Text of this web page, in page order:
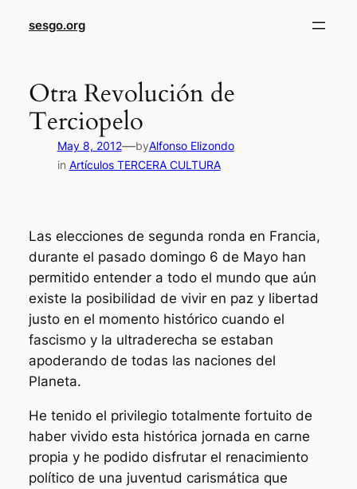
sesgo.org
Otra Revolución de
Terciopelo
May 8, 2012—byAlfonso Elizondo
in Artículos TERCERA CULTURA
Las elecciones de segunda ronda en Francia,
durante el pasado domingo 6 de Mayo han
permitido entender a todo el mundo que aún
existe la posibilidad de vivir en paz y libertad
justo en el momento histórico cuando el
fascismo y la ultraderecha se estaban
apoderando de todas las naciones del
Planeta.
He tenido el privilegio totalmente fortuito de
haber vivido esta histórica jornada en carne
propia y he podido disfrutar el renacimiento
político de una juventud carismática que